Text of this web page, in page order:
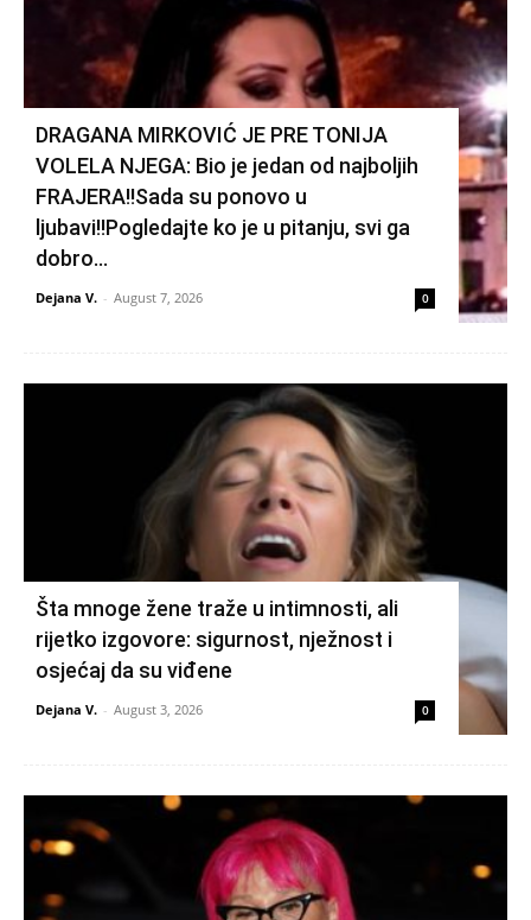
DRAGANA MIRKOVIĆ JE PRE TONIJA
VOLELA NJEGA: Bio je jedan od najboljih
FRAJERA!!Sada su ponovo u
ljubavi!!Pogledajte ko je u pitanju, svi ga
dobro...
Dejana V. - August 7, 2026 0
Šta mnoge žene traže u intimnosti, ali
rijetko izgovore: sigurnost, nježnost i
osjećaj da su viđene
Dejana V. - August 3, 2026 0